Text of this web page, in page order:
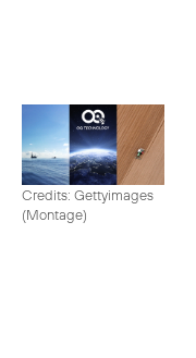
Credits: Gettyimages
(Montage)